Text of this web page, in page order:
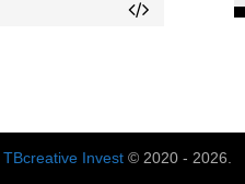
TBcreative Invest© 2020 - 2026.